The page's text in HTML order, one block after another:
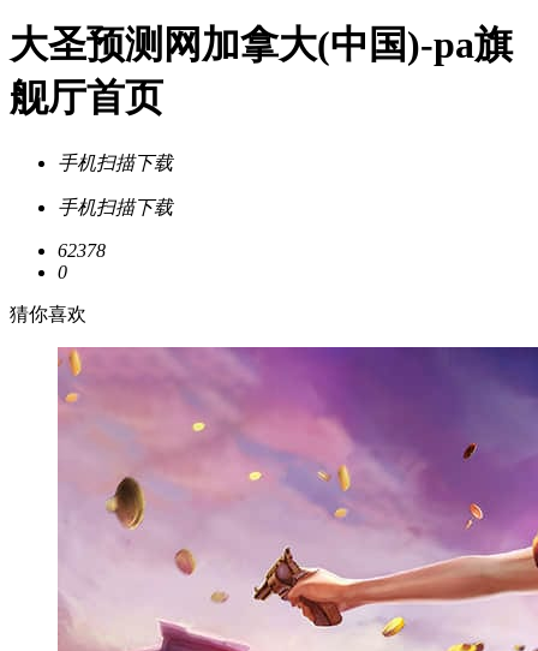
大圣预测网加拿大(中国)-pa旗
舰厅首页
手机扫描下载
手机扫描下载
62378
0
猜你喜欢